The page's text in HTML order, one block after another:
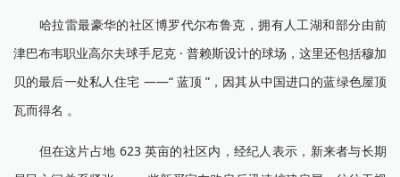
哈拉雷最豪华的社区博罗代尔布鲁克，拥有人工湖和部分由前
津巴布韦职业高尔夫球手尼克 · 普赖斯设计的球场，这里还包括穆加
贝的最后一处私人住宅 ——“ 蓝顶 ”，因其从中国进口的蓝绿色屋顶
瓦而得名 。
但在这片占地 623 英亩的社区内，经纪人表示，新来者与长期